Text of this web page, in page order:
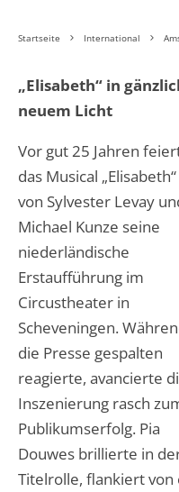
Startseite International
„Elisabeth“ in
neuem Licht
Vor gut 25 Jahren
das Musical „Elisabeth“
von Sylvester Levay
Michael Kunze seine
niederländische
Erstaufführung im
Circustheater in
Scheveningen.
die Presse gespalten
reagierte, avancierte
Inszenierung rasch
Publikumserfolg. Pia
Douwes brillierte in
Titelrolle, flankiert